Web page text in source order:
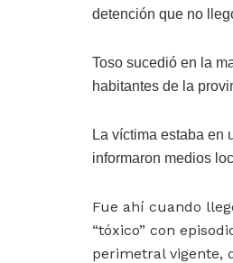
detención que no
Toso sucedió en la
habitantes de la
La víctima estaba en
informaron medios
Fue ahí cuando
“tóxico” con
perimetral vigente,